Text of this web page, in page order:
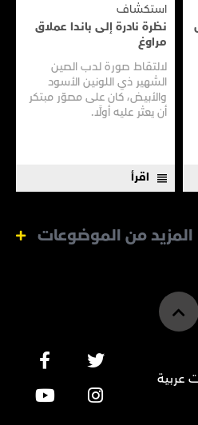
استكشاف
نظرة نادرة إلى بانـدا عملاق
مراوغ
لالتقاط صورة لدب الصين
الشهير ذي اللونين الأسود
والأبيض، كان على مصوّر مبتكر
أن يعثر عليه أولًا.
اقرأ
المزيد من الموضوعات
عربية